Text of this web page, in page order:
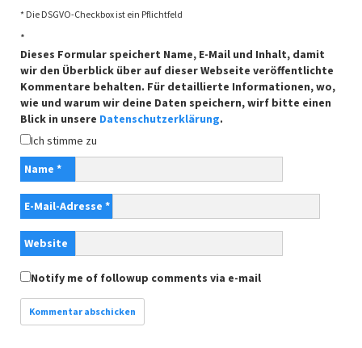
* Die DSGVO-Checkbox ist ein Pflichtfeld
*
Dieses Formular speichert Name, E-Mail und Inhalt, damit
wir den Überblick über auf dieser Webseite veröffentlichte
Kommentare behalten. Für detaillierte Informationen, wo,
wie und warum wir deine Daten speichern, wirf bitte einen
Blick in unsere Datenschutzerklärung.
Ich stimme zu
Name *
E-Mail-Adresse *
Website
Notify me of followup comments via e-mail